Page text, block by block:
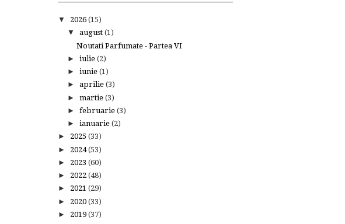
▼ 2026 (15)
▼ august (1)
Noutati Parfumate - Partea VI
► iulie (2)
► iunie (1)
► aprilie (3)
► martie (3)
► februarie (3)
► ianuarie (2)
► 2025 (33)
► 2024(53)
► 2023 (60)
► 2022 (48)
► 2021 (29)
► 2020 (33)
► 2019 (37)